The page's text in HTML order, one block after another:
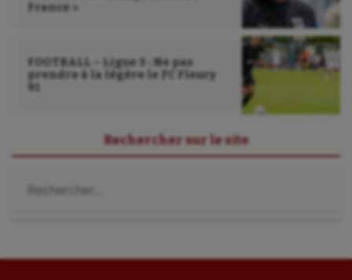
France »
FOOTBALL – Ligue 3 : Ne pas
prendre à la légère le FC Fleury
91
Rechercher sur le site